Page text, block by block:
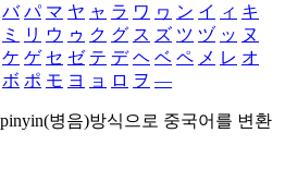
バ パ マ ヤ ャ ラ ワ ヮ ン イ ィ キ
ミ リ ウ ゥ ク グ ス ズ ツ ヅ ッ ヌ
ケ ゲ セ ゼ テ デ ヘ ベ ペ メ レ オ
ボ ポ モ ヨ ョ ロ ヲ ―
병음)방식으로 중국어를 변환